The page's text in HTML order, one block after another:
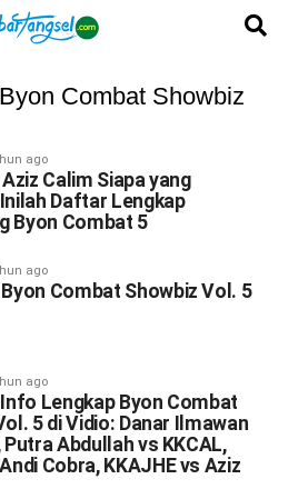
Combat Showbiz
ago
Aziz Calim Siapa yang
Daftar Lengkap
Byon Combat 5
ago
Combat Showbiz Vol. 5
ago
Lengkap Byon Combat
5 di Vidio: Danar Ilmawan
Abdullah vs KKCAL,
Cobra, KKAJHE vs Aziz